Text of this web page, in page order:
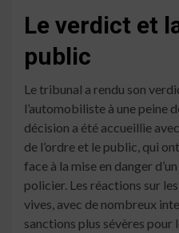
Le verdict et
public
Le tribunal a rendu son
l’automobiliste à une peine
décision a été accueillie
de l’ordre et le public, qui
face à la mise en danger
policier. Les réactions sur
vives, avec de nombreux
sanctions plus sévères pour